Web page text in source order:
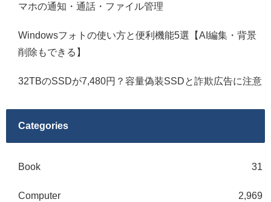
マホの通知・通話・ファイル管理
Windowsフォトの使い方と便利機能5選【AI編集・背景
削除もできる】
32TBのSSDが7,480円？容量偽装SSDと詐欺広告に注意
Categories
Book 31
Computer 2,969